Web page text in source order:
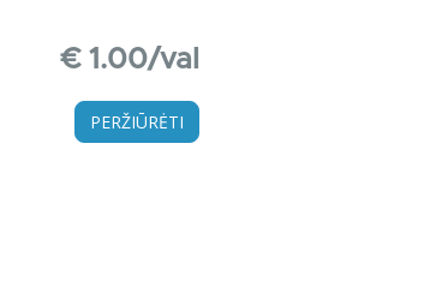
€ 1.00/val
PERŽIŪRĖTI